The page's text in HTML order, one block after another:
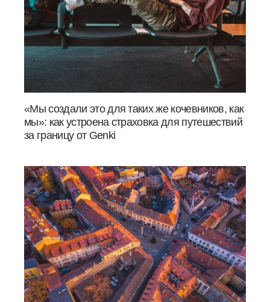
«Мы создали это для таких же кочевников, как
мы»: как устроена страховка для путешествий
за границу от Genki